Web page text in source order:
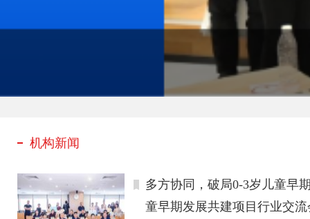
机构新闻
多方协同，破局0-3岁儿童早
童早期发展共建项目行业交